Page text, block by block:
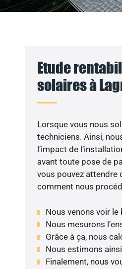
Etude
solaires à
Lorsque vous nous
techniciens. Ainsi,
l’impact de
avant toute pose de
vous pouvez attendre
comment nous
Nous venons voir le
Nous mesurons
Grâce à ça, nous
Nous estimons
Finalement, nous